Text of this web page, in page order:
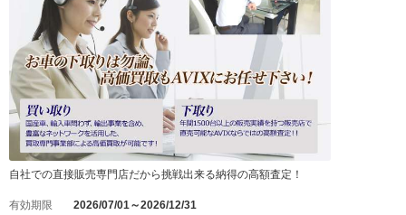
自社での直接販売専門店だから挑戦出来る納得の高額査定！
有効期限
2026/07/01～2026/12/31